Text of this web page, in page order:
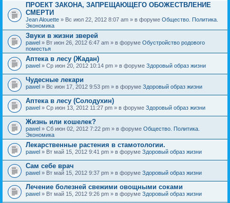
ПРОЕКТ ЗАКОНА, ЗАПРЕЩАЮЩЕГО ОБОЖЕСТВЛЕНИЕ
СМЕРТИ
Jean Alouette » Вс июл 22, 2012 8:07 am » в форуме Общество. Политика.
Экономика
Звуки в жизни зверей
pawel » Вт июн 26, 2012 6:47 am » в форуме Обустройство родового
поместья
Аптека в лесу (Жадан)
pawel » Ср июн 20, 2012 10:14 pm » в форуме Здоровый образ жизни
Чудесные лекари
pawel » Вс июн 17, 2012 9:53 pm » в форуме Здоровый образ жизни
Аптека в лесу (Солодухин)
pawel » Ср июн 13, 2012 11:27 pm » в форуме Здоровый образ жизни
Жизнь или кошелек?
pawel » Сб июн 02, 2012 7:22 pm » в форуме Общество. Политика.
Экономика
Лекарственные растения в стамотологии.
pawel » Вт май 15, 2012 9:41 pm » в форуме Здоровый образ жизни
Сам себе врач
pawel » Вт май 15, 2012 9:37 pm » в форуме Здоровый образ жизни
Лечение болезней свежими овощными соками
pawel » Вт май 15, 2012 9:26 pm » в форуме Здоровый образ жизни